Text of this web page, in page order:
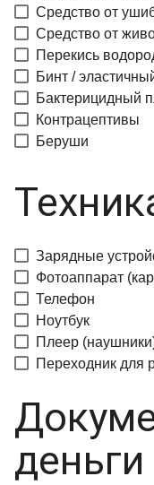
Средство от
Средство от
Перекись
Бинт /
Бактерицидный
Контрацептивы
Беруши
Зарядные
Фотоаппарат
Телефон
Ноутбук
Плеер
Переходник для
деньги